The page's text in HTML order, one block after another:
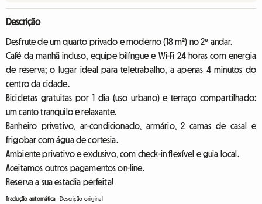
Descrição
Desfrute de um quarto privado e moderno (18 m²) no 2º andar.
Café da manhã incluso, equipe bilíngue e Wi-Fi 24 horas com energia
de reserva; o lugar ideal para teletrabalho, a apenas 4 minutos do
centro da cidade.
Bicicletas gratuitas por 1 dia (uso urbano) e terraço compartilhado:
um canto tranquilo e relaxante.
Banheiro privativo, ar-condicionado, armário, 2 camas de casal e
frigobar com água de cortesia.
Ambiente privativo e exclusivo, com check-in flexível e guia local.
Aceitamos outros pagamentos on-line.
Reserva a sua estadia perfeita!
Tradução automática- Descrição original